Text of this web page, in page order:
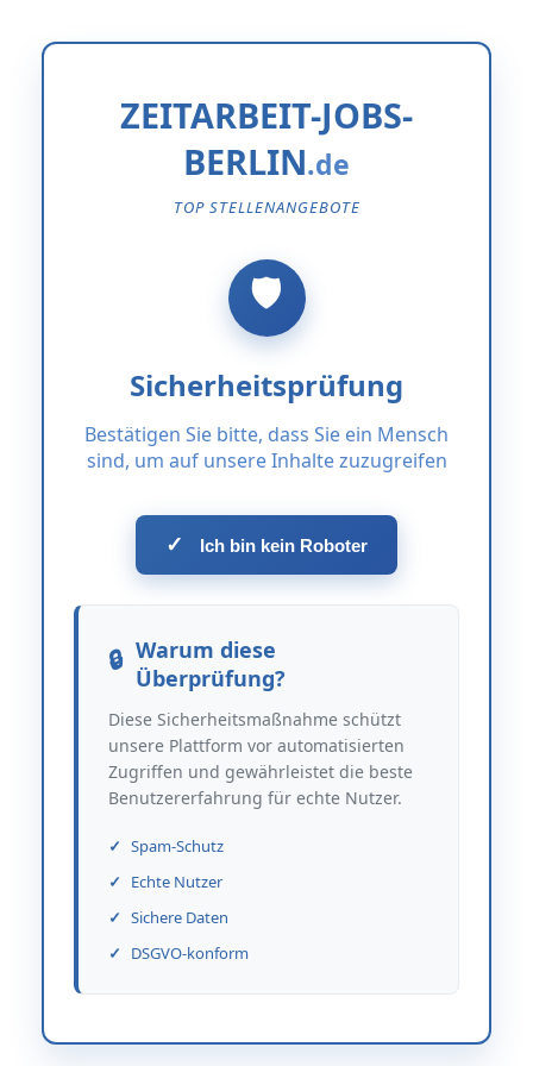
ZEITARBEIT-JOBS-
BERLIN
TOP STELLENANGEBOTE
Sicherheitsprüfung
Bestätigen Sie bitte, dass Sie ein Mensch
sind, um auf unsere Inhalte zuzugreifen
✓ Ich bin kein Roboter
Warum diese
Überprüfung?
Diese Sicherheitsmaßnahme schützt
unsere Plattform vor automatisierten
Zugriffen und gewährleistet die beste
Benutzererfahrung für echte Nutzer.
Spam-Schutz
Echte Nutzer
Sichere Daten
DSGVO-konform